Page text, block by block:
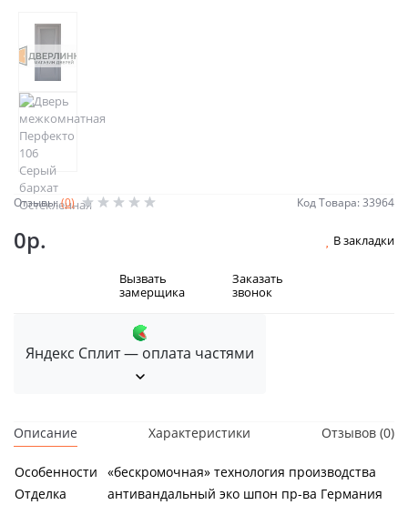
Отзывы:(0) Код Товара: 33964
0р. В закладки
Вызвать
замерщика
Заказать
звонок
Яндекс Сплит — оплата частями
Описание Характеристики Отзывов (0)
Особенности
«бескромочная» технология производства
Отделка
антивандальный эко шпон пр-ва Германия